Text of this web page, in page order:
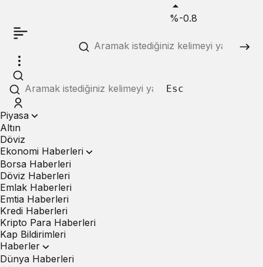
%-0.8
Esc
Piyasa
Altın
Döviz
Ekonomi Haberleri
Borsa Haberleri
Döviz Haberleri
Emlak Haberleri
Emtia Haberleri
Kredi Haberleri
Kripto Para Haberleri
Kap Bildirimleri
Haberler
Dünya Haberleri